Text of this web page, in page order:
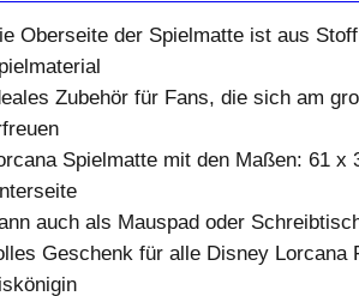
Oberseite der Spielmatte ist aus
Zubehör für Fans, die sich am
Spielmatte mit den Maßen: 61 x
auch als Mauspad oder
Geschenk für alle Disney Lorcana